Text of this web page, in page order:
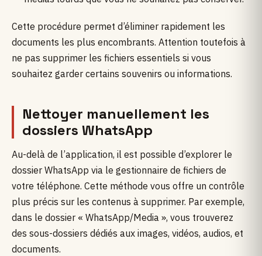
Cette procédure permet d’éliminer rapidement les
documents les plus encombrants. Attention toutefois à
ne pas supprimer les fichiers essentiels si vous
souhaitez garder certains souvenirs ou informations.
Nettoyer manuellement les
dossiers WhatsApp
Au-delà de l’application, il est possible d’explorer le
dossier WhatsApp via le gestionnaire de fichiers de
votre téléphone. Cette méthode vous offre un contrôle
plus précis sur les contenus à supprimer. Par exemple,
dans le dossier « WhatsApp/Media », vous trouverez
des sous-dossiers dédiés aux images, vidéos, audios, et
documents.